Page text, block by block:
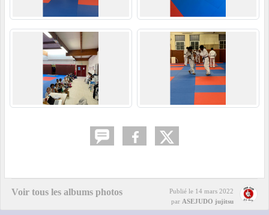
Voir tous les albums photos Publié le 14 mars 2022
par ASEJUDO jujitsu